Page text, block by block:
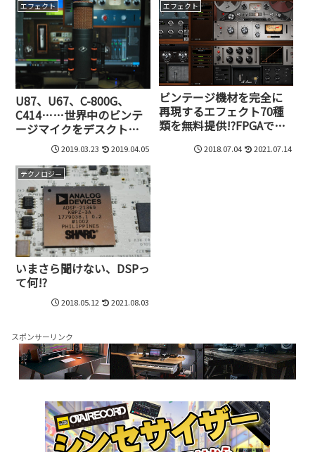
エフェクト
U87、U67、C-800G、
C414……世界中のビンテ
ージマイクをデスクトッ
プで実現するAntelopeの
FPGA内蔵USBマイク、
Edge Goが誕生
2019.03.23 2019.04.05
エフェクト
ビンテージ機材を完全に
再現するエフェクト70種
類を無料提供!?FPGAでゼ
荷ゼロを実現する
2018.07.04 2021.07.14
テクノロジー
いまさら聞けない、DSPっ
て何!?
2018.05.12 2021.08.03
スポンサーリンク